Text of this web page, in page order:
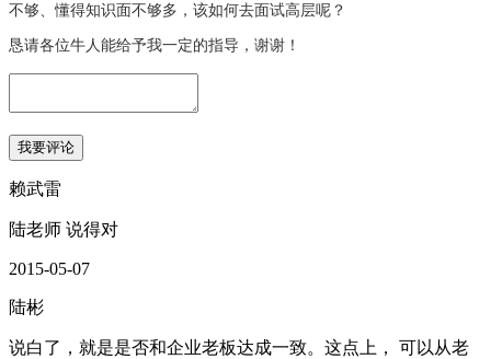
不够、懂得知识面不够多，该如何去面试高层呢？
恳请各位牛人能给予我一定的指导，谢谢！
赖武雷
陆老师 说得对
2015-05-07
陆彬
说白了，就是是否和企业老板达成一致。这点上， 可以从老